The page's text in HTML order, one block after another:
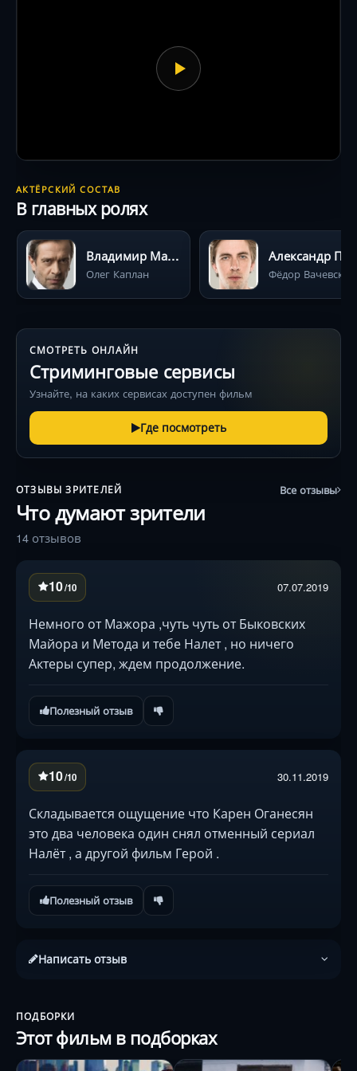
АКТЁРСКИЙ СОСТАВ
В главных ролях
Владимир Машков
Олег Каплан
Александр
Фёдор Вачевский
СМОТРЕТЬ ОНЛАЙН
Стриминговые сервисы
Узнайте, на каких сервисах доступен фильм
Где посмотреть
ОТЗЫВЫ ЗРИТЕЛЕЙ
Что думают зрители
14 отзывов
Все отзывы
10/10 07.07.2019
Немного от Мажора ,чуть чуть от Быковских
Майора и Метода и тебе Налет , но ничего
Актеры супер, ждем продолжение.
Полезный отзыв
10/10 30.11.2019
Складывается ощущение что Карен Оганесян
это два человека один снял отменный сериал
Налёт , а другой фильм Герой .
Полезный отзыв
Написать отзыв
ПОДБОРКИ
Этот фильм в подборках